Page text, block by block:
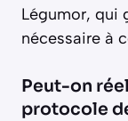
Légumor, qui
nécessaire à
Peut-on
protocole